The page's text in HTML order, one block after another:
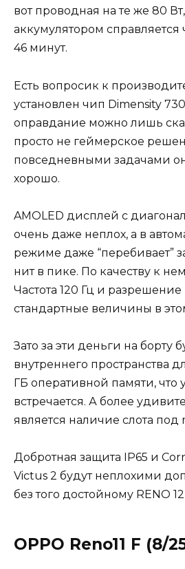
вот проводная на те же 80
аккумулятором справляется
46 минут.
Есть вопросик к
установлен чип Dimensity
оправдание можно лишь
просто не геймерское
повседневными задачами
хорошо.
AMOLED дисплей с
очень даже неплох, а в
режиме даже “перебивает”
нит в пике. По качеству к
Частота 120 Гц и
стандартные величины в
Зато за эти деньги на борту
внутреннего пространства
ГБ оперативной памяти, что
встречается. А более
является наличие слота под
Добротная защита IP65 и
Victus 2 будут неплохими
без того достойному RENO
OPPO Reno11 F (8/